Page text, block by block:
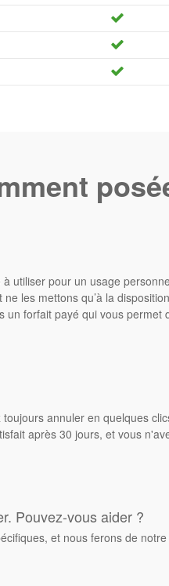
utiliser pour un usage
les mettons qu’à la
un forfait payé qui vous
annuler en quelques
après 30 jours, et vous
Pouvez-vous aider ?
et nous ferons de